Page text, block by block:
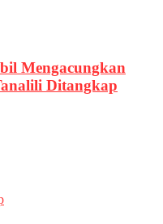
Mengacungkan
Ditangkap